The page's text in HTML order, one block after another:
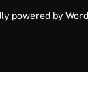
powered by